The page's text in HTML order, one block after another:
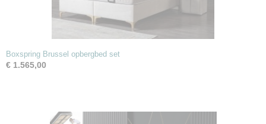
Boxspring Brussel opbergbed set
€ 1.565,00